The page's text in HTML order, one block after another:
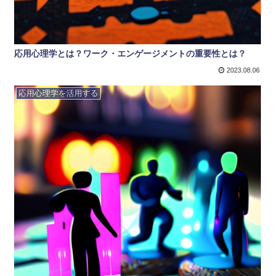
応用心理学とは？ワーク・エンゲージメントの重要性とは？
2023.08.06
応用心理学を活用する